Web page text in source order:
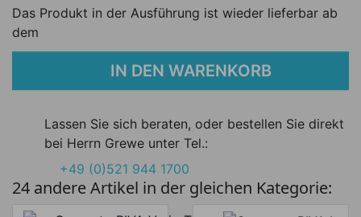
Das Produkt in der Ausführung ist wieder lieferbar ab
dem
IN DEN WARENKORB
Lassen Sie sich beraten, oder bestellen Sie direkt
bei Herrn Grewe unter Tel.:
+49 (0)521 944 1700
24 andere Artikel in der gleichen Kategorie: